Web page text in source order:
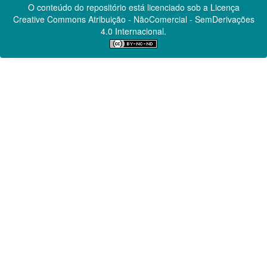
O conteúdo do repositório está licenciado sob a Licença
Creative CommonsAtribuição - NãoComercial - SemDerivações
4.0 Internacional.